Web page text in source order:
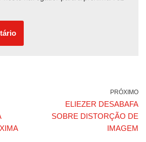
PRÓXIMO
ELIEZER DESABAFA
SOBRE DISTORÇÃO DE
IMAGEM